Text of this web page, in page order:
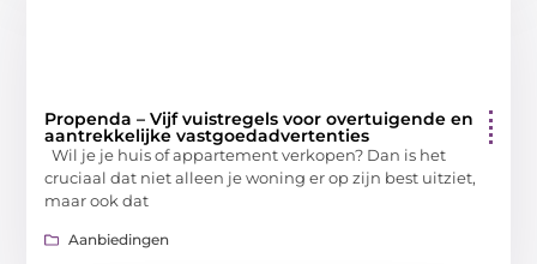
Propenda – Vijf vuistregels voor overtuigende en
aantrekkelijke vastgoedadvertenties
Wil je je huis of appartement verkopen? Dan is het
cruciaal dat niet alleen je woning er op zijn best uitziet,
maar ook dat
Aanbiedingen